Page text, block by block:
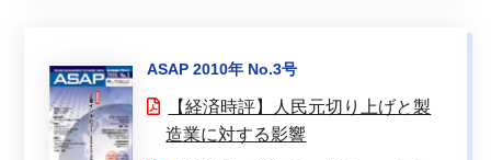
ASAP 2010年 No.3号
【経済時評】人民元切り上げと製
造業に対する影響